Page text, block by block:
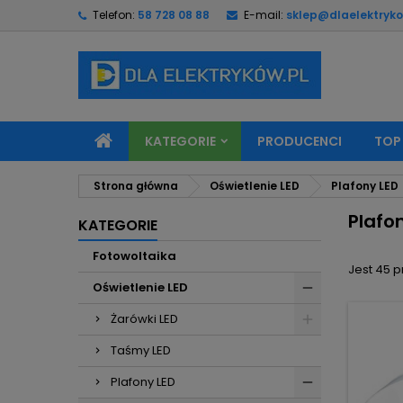
Telefon: 58 728 08 88 E-mail:
KATEGORIE PRODUCENCI
Strona główna Oświetlenie LED Plafony LED
KATEGORIE
Fotowoltaika
Oświetlenie LED
Żarówki LED
Taśmy LED
Plafony LED
Jest 45